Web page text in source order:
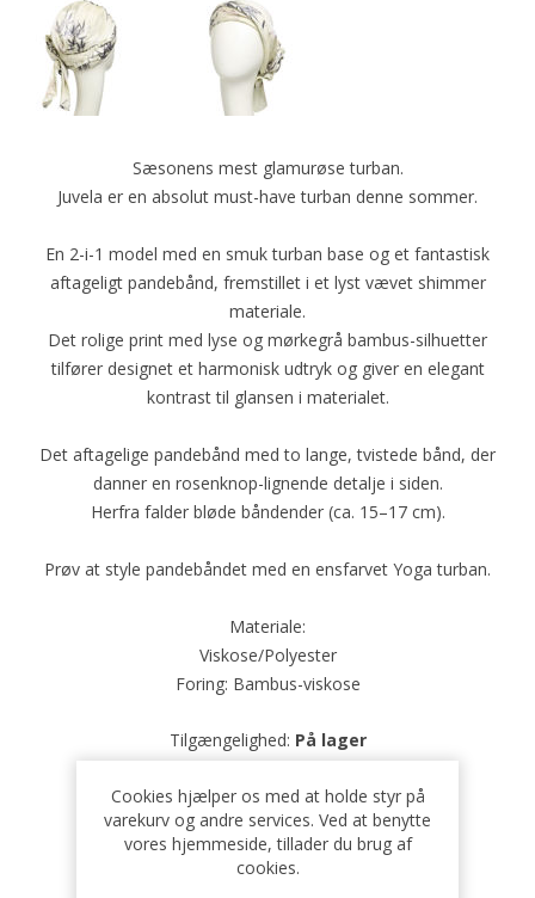
Sæsonens mest glamurøse turban.
Juvela er en absolut must-have turban denne sommer.
En 2-i-1 model med en smuk turban base og et fantastisk
aftageligt pandebånd, fremstillet i et lyst vævet shimmer
materiale.
Det rolige print med lyse og mørkegrå bambus-silhuetter
tilfører designet et harmonisk udtryk og giver en elegant
kontrast til glansen i materialet.
Det aftagelige pandebånd med to lange, tvistede bånd, der
danner en rosenknop-lignende detalje i siden.
Herfra falder bløde båndender (ca. 15–17 cm).
Prøv at style pandebåndet med en ensfarvet Yoga turban.
Materiale:
Viskose/Polyester
Foring: Bambus-viskose
Tilgængelighed: På lager
SKU: 4048924738513
Cookies hjælper os med at holde styr på
varekurv og andre services. Ved at benytte
vores hjemmeside, tillader du brug af
cookies.